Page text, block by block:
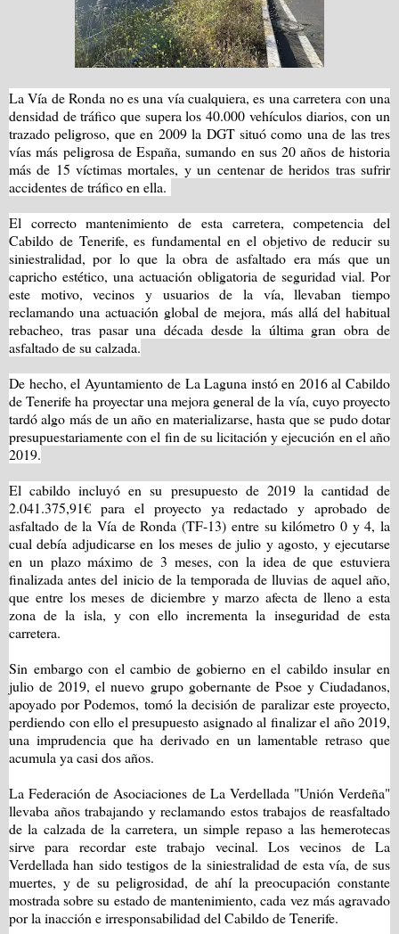
La Vía de Ronda no es una vía cualquiera, es una carretera con una
densidad de tráfico que supera los 40.000 vehículos diarios, con un
trazado peligroso, que en 2009 la DGT situó como una de las tres
vías más peligrosa de España, sumando en sus 20 años de historia
más de 15 víctimas mortales, y un centenar de heridos tras sufrir
accidentes de tráfico en ella.
El correcto mantenimiento de esta carretera, competencia del
Cabildo de Tenerife, es fundamental en el objetivo de reducir su
siniestralidad, por lo que la obra de asfaltado era más que un
capricho estético, una actuación obligatoria de seguridad vial. Por
este motivo, vecinos y usuarios de la vía, llevaban tiempo
reclamando una actuación global de mejora, más allá del habitual
rebacheo, tras pasar una década desde la última gran obra de
asfaltado de su calzada.
De hecho, el Ayuntamiento de La Laguna instó en 2016 al Cabildo
de Tenerife ha proyectar una mejora general de la vía, cuyo proyecto
tardó algo más de un año en materializarse, hasta que se pudo dotar
presupuestariamente con el fin de su licitación y ejecución en el año
2019.
El cabildo incluyó en su presupuesto de 2019 la cantidad de
2.041.375,91€ para el proyecto ya redactado y aprobado de
asfaltado de la Vía de Ronda (TF-13) entre su kilómetro 0 y 4, la
cual debía adjudicarse en los meses de julio y agosto, y ejecutarse
en un plazo máximo de 3 meses, con la idea de que estuviera
finalizada antes del inicio de la temporada de lluvias de aquel año,
que entre los meses de diciembre y marzo afecta de lleno a esta
zona de la isla, y con ello incrementa la inseguridad de esta
carretera.
Sin embargo con el cambio de gobierno en el cabildo insular en
julio de 2019, el nuevo grupo gobernante de Psoe y Ciudadanos,
apoyado por Podemos, tomó la decisión de paralizar este proyecto,
perdiendo con ello el presupuesto asignado al finalizar el año 2019,
una imprudencia que ha derivado en un lamentable retraso que
acumula ya casi dos años.
La Federación de Asociaciones de La Verdellada "Unión Verdeña"
llevaba años trabajando y reclamando estos trabajos de reasfaltado
de la calzada de la carretera, un simple repaso a las hemerotecas
sirve para recordar este trabajo vecinal. Los vecinos de La
Verdellada han sido testigos de la siniestralidad de esta vía, de sus
muertes, y de su peligrosidad, de ahí la preocupación constante
mostrada sobre su estado de mantenimiento, cada vez más agravado
por la inacción e irresponsabilidad del Cabildo de Tenerife.